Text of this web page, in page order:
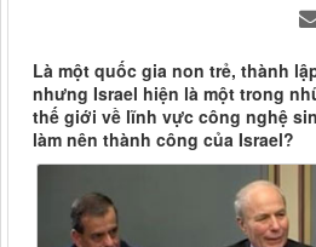
Là một quốc gia non trẻ, thành
nhưng Israel hiện là một trong
thế giới về lĩnh vực công nghệ
làm nên thành công của Israel?